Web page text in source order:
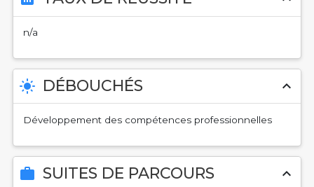
n/a
light_mode DÉBOUCHÉS expand_less
Développement des compétences professionnelles
work SUITES DE PARCOURS expand_less